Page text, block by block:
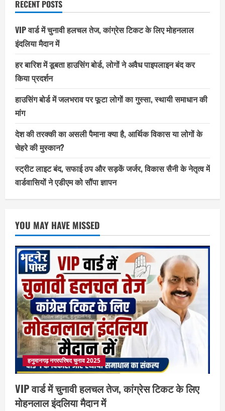
RECENT POSTS
VIP वार्ड में चुनावी हलचल तेज, कांग्रेस टिकट के लिए मोहनलाल
इंदलिया मैदान में
हर बारिश में डूबता हाउसिंग बोर्ड, लोगों ने अवैध पाइपलाइन बंद कर
किया प्रदर्शन
हाउसिंग बोर्ड में जलभराव पर फूटा लोगों का गुस्सा, स्थायी समाधान की
मांग
देश की तरक्की का असली पैमाना क्या है, आर्थिक विकास या लोगों के
चेहरे की मुस्कान?
स्ट्रीट लाइट बंद, सफाई ठप और सड़कें जर्जर, विकास सैनी के नेतृत्व में
वार्डवासियों ने एडीएम को सौंपा ज्ञापन
YOU MAY HAVE MISSED
हनुमानगढ़ नगरपरिषद चुनाव 2025
VIP वार्ड में चुनावी हलचल तेज, कांग्रेस टिकट के लिए
मोहनलाल इंदलिया मैदान में